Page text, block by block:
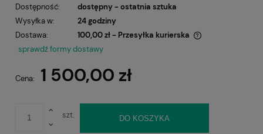
Dostępność:
dostępny - ostatnia sztuka
Wysyłka w:
24 godziny
Dostawa:
100,00 zł - Przesyłka kurierska
Cena nie zawiera ewentualnych kosztów płatności
sprawdź formy dostawy
Cena: 1 500,00 zł
szt. DO KOSZYKA